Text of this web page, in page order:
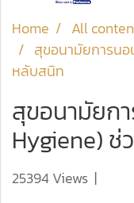
Home All
สุขอนามัยการน
หลับสนิท
สุขอนามัยก
Hygiene)
25394 Views |